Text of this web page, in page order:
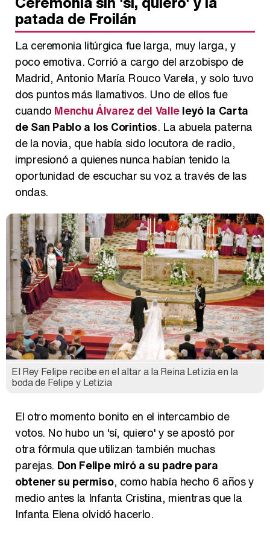
patada de Froilán
La ceremonia litúrgica fue larga, muy larga, y
poco emotiva. Corrió a cargo del arzobispo de
Madrid, Antonio María Rouco Varela, y solo tuvo
dos puntos más llamativos. Uno de ellos fue
cuando Menchu Álvarez del Valleleyó la Carta
de San Pablo a los Corintios. La abuela paterna
de la novia, que había sido locutora de radio,
impresionó a quienes nunca habían tenido la
oportunidad de escuchar su voz a través de las
ondas.
El Rey Felipe recibe en el altar a la Reina Letizia en la
boda de Felipe y Letizia
El otro momento bonito en el intercambio de
votos. No hubo un 'sí, quiero' y se apostó por
otra fórmula que utilizan también muchas
parejas. Don Felipe miró a su padre para
obtener su permiso, como había hecho 6 años y
medio antes la Infanta Cristina, mientras que la
Infanta Elena olvidó hacerlo.